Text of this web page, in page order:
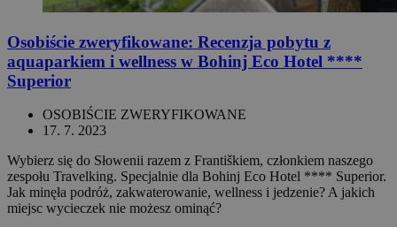
Osobiście zweryfikowane: Recenzja pobytu z
aquaparkiem i wellness w Bohinj Eco Hotel ****
Superior
OSOBIŚCIE ZWERYFIKOWANE
17. 7. 2023
Wybierz się do Słowenii razem z Františkiem, członkiem naszego
zespołu Travelking. Specjalnie dla Bohinj Eco Hotel **** Superior.
Jak minęła podróż, zakwaterowanie, wellness i jedzenie? A jakich
miejsc wycieczek nie możesz ominąć?